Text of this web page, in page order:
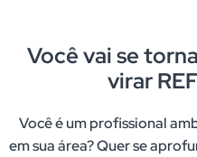
Você vai se
virar
Você é um profissional
em sua área? Quer se